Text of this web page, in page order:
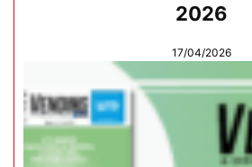
2026
17/04/2026